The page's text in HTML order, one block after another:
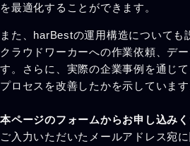
を最適化することができます。
また、harBestの運用構造についても
クラウドワーカーへの作業依頼、デ
す。さらに、実際の企業事例を通じ
プロセスを改善したかを示しています
本ページのフォームからお申し込みく
ご入力いただいたメールアドレス宛